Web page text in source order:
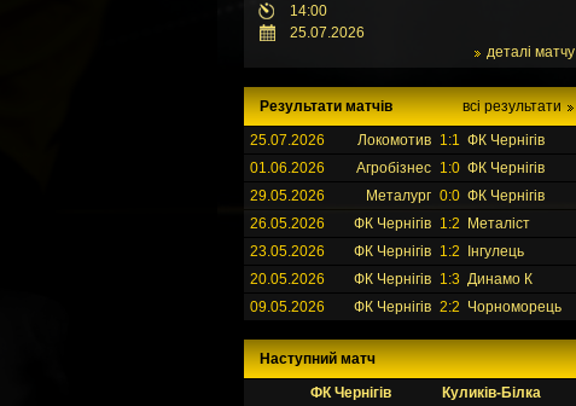
14:00
25.07.2026
деталі матчу
всі результати
Результати матчів
25.07.2026
Локомотив 1:1 ФК Чернігів
01.06.2026
Агробізнес 1:0 ФК Чернігів
29.05.2026
Металург 0:0 ФК Чернігів
26.05.2026
ФК Чернігів 1:2
Металіст
23.05.2026
ФК Чернігів 1:2
Інгулець
20.05.2026
ФК Чернігів 1:3 Динамо К
09.05.2026
ФК Чернігів 2:2 Чорноморець
Наступний матч
ФК Чернігів
Куликів-Білка